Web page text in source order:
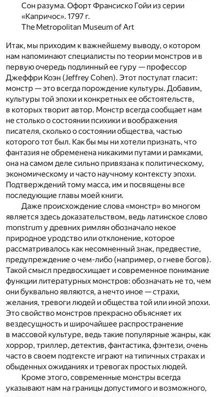
Сон разума. Офорт Франсиско Гойи из серии
«Капричос». 1797 г.
The Metropolitan Museum of Art
Итак, мы приходим к важнейшему выводу, о котором
нам напоминают специалисты по теории монстров и в
первую очередь подлинный ее гуру — профессор
Джеффри Коэн (Jeffrey Cohen). Этот постулат гласит:
монстр — это всегда порождение культуры. Добавим,
культуры той эпохи и конкретных ее обстоятельств,
в которых творит автор. Монстр всегда сообщает нам
не столько о состоянии психики и воображения
писателя, сколько о состоянии общества, частью
которого тот был. Как бы мы ни хотели признать, что
фантазия не обременена никакими путами и рамками,
она на самом деле сильно привязана к политическому,
экономическому и часто научному контексту эпохи.
Подтверждений тому масса, им и посвящены все
последующие главы моей книги.
Даже происхождение слова «монстр» во многом
является здесь доказательством, ведь латинское слово
monstrum у древних римлян обозначало некое
природное уродство или отклонение, которое
рассматривалось как несомненный знак, предвестие,
предупреждение о чем-либо (например, о гневе богов).
Такой смысл предвосхищает и современное понимание
функции литературных монстров: обозначать не то, чем
они буквально являются, а нечто иное — страхи,
желания, тревоги людей и общества той или иной эпохи.
Это свойство монстров прекрасно объясняет их
вездесущность и широчайшее распространение
в массовой культуре, ведь такие популярные жанры, как
хоррор, триллер, детектив, фантастика, фэнтези, очень
часто в своем подтексте играют на типичных страхах и
обыденных ожиданиях и тревогах простых людей.
Кроме этого, современные монстры всегда
указывают нам на границы допустимого и возможного,